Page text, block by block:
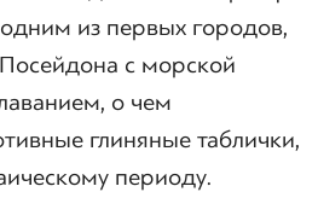
из первых городов,
с морской
о чем
глиняные таблички,
периоду.